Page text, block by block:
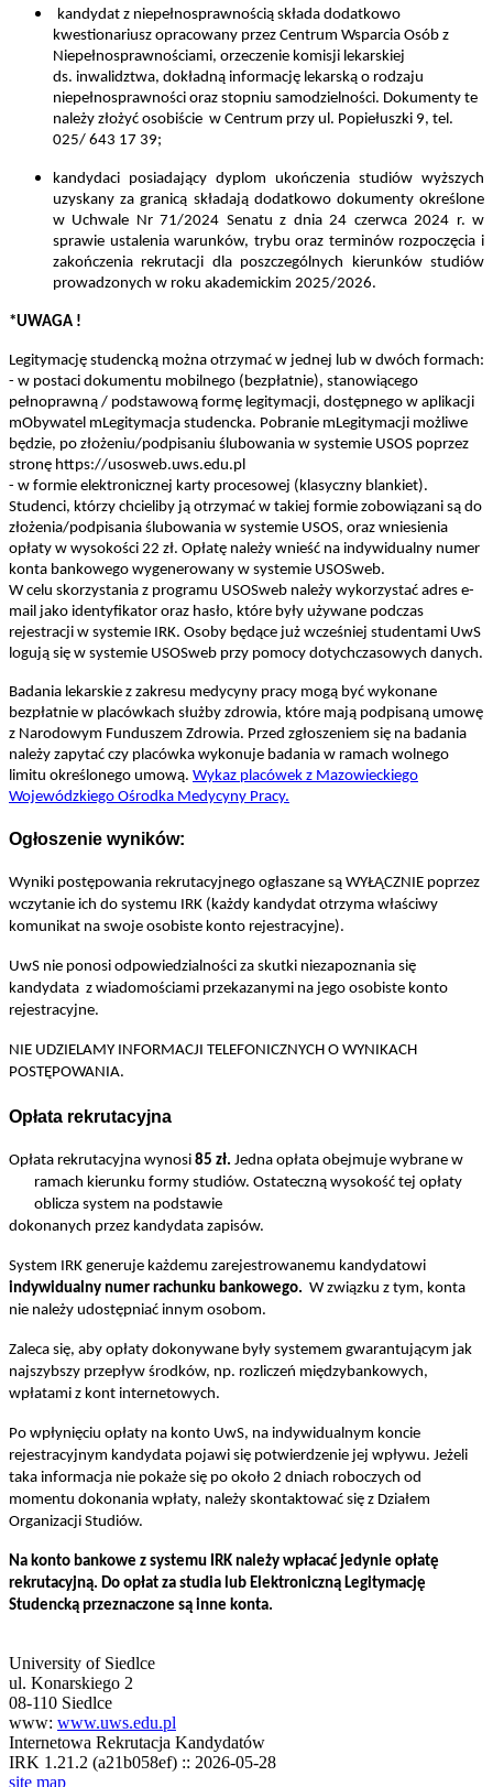
kandydat z niepełnosprawnością składa dodatkowo
kwestionariusz opracowany przez Centrum Wsparcia Osób z
Niepełnosprawnościami, orzeczenie komisji lekarskiej
ds. inwalidztwa, dokładną informację lekarską o rodzaju
niepełnosprawności oraz stopniu samodzielności. Dokumenty te
należy złożyć osobiście w Centrum przy ul. Popiełuszki 9, tel.
025/ 643 17 39;
kandydaci posiadający dyplom ukończenia studiów wyższych
uzyskany za granicą składają dodatkowo dokumenty określone
w Uchwale Nr 71/2024 Senatu z dnia 24 czerwca 2024 r. w
sprawie ustalenia warunków, trybu oraz terminów rozpoczęcia i
zakończenia rekrutacji dla poszczególnych kierunków studiów
prowadzonych w roku akademickim 2025/2026.
*UWAGA !
Legitymację studencką można otrzymać w jednej lub w dwóch formach:
- w postaci dokumentu mobilnego (bezpłatnie), stanowiącego
pełnoprawną / podstawową formę legitymacji, dostępnego w aplikacji
mObywatel mLegitymacja studencka. Pobranie mLegitymacji możliwe
będzie, po złożeniu/podpisaniu ślubowania w systemie USOS poprzez
stronę https://usosweb.uws.edu.pl
- w formie elektronicznej karty procesowej (klasyczny blankiet).
Studenci, którzy chcieliby ją otrzymać w takiej formie zobowiązani są do
złożenia/podpisania ślubowania w systemie USOS, oraz wniesienia
opłaty w wysokości 22 zł. Opłatę należy wnieść na indywidualny numer
konta bankowego wygenerowany w systemie USOSweb.
W celu skorzystania z programu USOSweb należy wykorzystać adres e-
mail jako identyfikator oraz hasło, które były używane podczas
rejestracji w systemie IRK. Osoby będące już wcześniej studentami UwS
logują się w systemie USOSweb przy pomocy dotychczasowych danych.
Badania lekarskie z zakresu medycyny pracy mogą być wykonane
bezpłatnie w placówkach służby zdrowia, które mają podpisaną umowę
z Narodowym Funduszem Zdrowia. Przed zgłoszeniem się na badania
należy zapytać czy placówka wykonuje badania w ramach wolnego
limitu określonego umową. Wykaz placówek z Mazowieckiego
Wojewódzkiego Ośrodka Medycyny Pracy.
Ogłoszenie wyników:
Wyniki postępowania rekrutacyjnego ogłaszane są WYŁĄCZNIE poprzez
wczytanie ich do systemu IRK (każdy kandydat otrzyma właściwy
komunikat na swoje osobiste konto rejestracyjne).
UwS nie ponosi odpowiedzialności za skutki niezapoznania się
kandydata z wiadomościami przekazanymi na jego osobiste konto
rejestracyjne.
NIE UDZIELAMY INFORMACJI TELEFONICZNYCH O WYNIKACH
POSTĘPOWANIA.
Opłata rekrutacyjna
Opłata rekrutacyjna wynosi 85 zł. Jedna opłata obejmuje wybrane w
ramach kierunku formy studiów. Ostateczną wysokość tej opłaty
oblicza system na podstawie
dokonanych przez kandydata zapisów.
System IRK generuje każdemu zarejestrowanemu kandydatowi
indywidualny numer rachunku bankowego. W związku z tym, konta
nie należy udostępniać innym osobom.
Zaleca się, aby opłaty dokonywane były systemem gwarantującym jak
najszybszy przepływ środków, np. rozliczeń międzybankowych,
wpłatami z kont internetowych.
Po wpłynięciu opłaty na konto UwS, na indywidualnym koncie
rejestracyjnym kandydata pojawi się potwierdzenie jej wpływu. Jeżeli
taka informacja nie pokaże się po około 2 dniach roboczych od
momentu dokonania wpłaty, należy skontaktować się z Działem
Organizacji Studiów.
Na konto bankowe z systemu IRK należy wpłacać jedynie opłatę
rekrutacyjną. Do opłat za studia lub Elektroniczną Legitymację
Studencką przeznaczone są inne konta.
University of Siedlce
ul. Konarskiego 2
08-110 Siedlce
www: www.uws.edu.pl
Internetowa Rekrutacja Kandydatów
IRK 1.21.2 (a21b058ef) :: 2026-05-28
site map